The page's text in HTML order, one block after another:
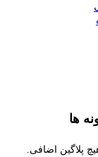
ها
پلاگین اضافی.